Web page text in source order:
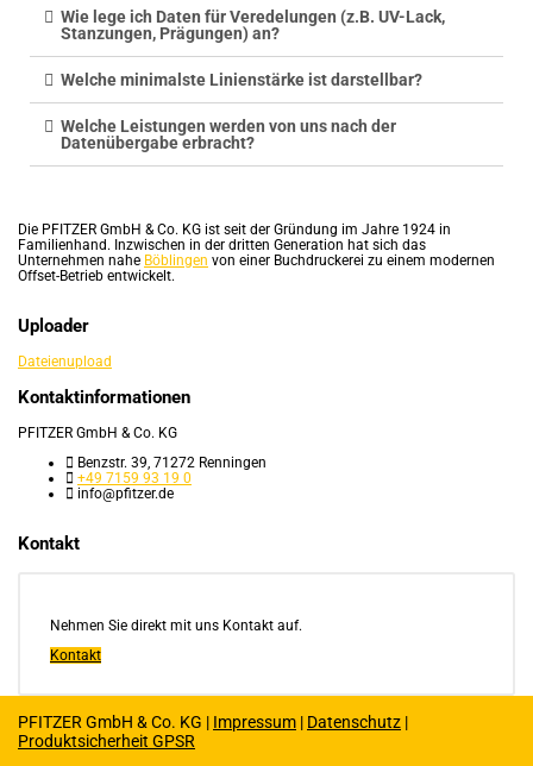
Wie lege ich Daten für Veredelungen (z.B. UV-Lack,
Stanzungen, Prägungen) an?
Welche minimalste Linienstärke ist darstellbar?
Welche Leistungen werden von uns nach der
Datenübergabe erbracht?
Die PFITZER GmbH & Co. KG ist seit der Gründung im Jahre 1924 in
Familienhand. Inzwischen in der dritten Generation hat sich das
Unternehmen nahe Böblingen von einer Buchdruckerei zu einem modernen
Offset-Betrieb entwickelt.
Uploader
Dateienupload
Kontaktinformationen
PFITZER GmbH & Co. KG
Benzstr. 39, 71272 Renningen
+49 7159 93 19 0
info@pfitzer.de
Kontakt
Nehmen Sie direkt mit uns Kontakt auf.
Kontakt
PFITZER GmbH & Co. KG | Impressum | Datenschutz |
Produktsicherheit GPSR